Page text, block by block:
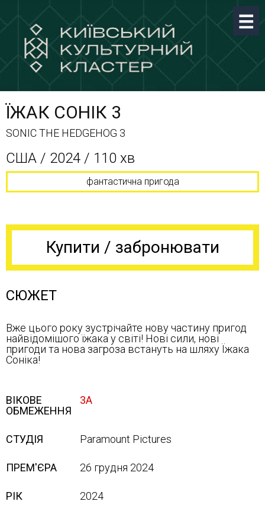
ЇЖАК СОНІК 3
SONIC THE HEDGEHOG 3
США / 2024 / 110 хв
фантастична пригода
Купити / забронювати
СЮЖЕТ
Вже цього року зустрічайте нову частину пригод
найвідомішого їжака у світі! Нові сили, нові
пригоди та нова загроза встануть на шляху Їжака
Соніка!
ВІКОВЕ
ОБМЕЖЕННЯ
3А
СТУДІЯ Paramount Pictures
ПРЕМ'ЄРА 26 грудня 2024
РІК 2024